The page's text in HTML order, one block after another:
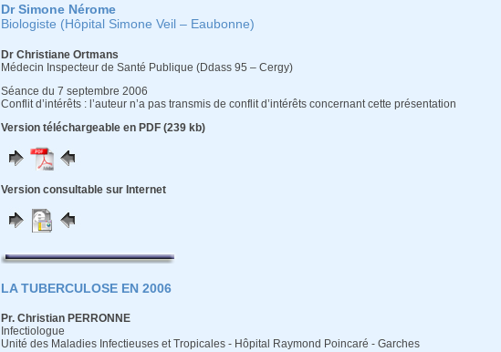
Dr Simone Nérome
Biologiste (Hôpital Simone Veil – Eaubonne)
Dr Christiane Ortmans
Médecin Inspecteur de Santé Publique (Ddass 95 – Cergy)
Séance du 7 septembre 2006
Conflit d’intérêts : l’auteur n’a pas transmis de conflit d’intérêts concernant cette présentation
Version téléchargeable en PDF (239 kb)
Version consultable sur Internet
LA TUBERCULOSE EN 2006
Pr. Christian PERRONNE
Infectiologue
Unité des Maladies Infectieuses et Tropicales - Hôpital Raymond Poincaré - Garches